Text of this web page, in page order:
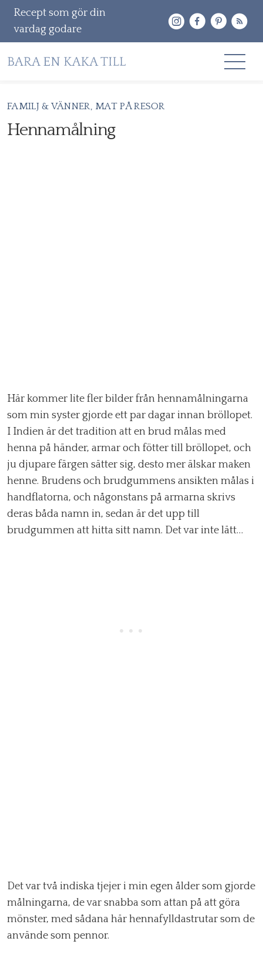
Recept som gör din
vardag godare
Gå
till
RECEPT
OM MIG
FAMILJ & VÄNNER MAT PÅ RESOR
Hennamålning
Här kommer lite fler bilder från hennamålningarna
som min syster gjorde ett par dagar innan bröllopet.
I Indien är det tradition att en brud målas med
henna på händer, armar och fötter till bröllopet, och
ju djupare färgen sätter sig, desto mer älskar maken
henne. Brudens och brudgummens ansikten målas i
handflatorna, och någonstans på armarna skrivs
deras båda namn in, sedan är det upp till
brudgummen att hitta sitt namn. Det var inte lätt…
Det var två indiska tjejer i min egen ålder som gjorde
målningarna, de var snabba som attan på att göra
mönster, med sådana här hennafylldastrutar som de
använde som pennor.